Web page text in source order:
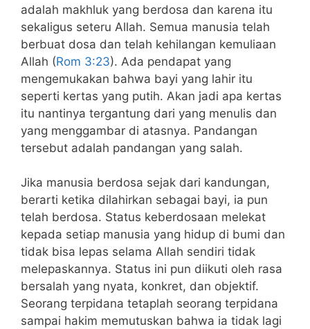
adalah makhluk yang berdosa dan karena itu
sekaligus seteru Allah. Semua manusia telah
berbuat dosa dan telah kehilangan kemuliaan
Allah (Rom 3:23). Ada pendapat yang
mengemukakan bahwa bayi yang lahir itu
seperti kertas yang putih. Akan jadi apa kertas
itu nantinya tergantung dari yang menulis dan
yang menggambar di atasnya. Pandangan
tersebut adalah pandangan yang salah.
Jika manusia berdosa sejak dari kandungan,
berarti ketika dilahirkan sebagai bayi, ia pun
telah berdosa. Status keberdosaan melekat
kepada setiap manusia yang hidup di bumi dan
tidak bisa lepas selama Allah sendiri tidak
melepaskannya. Status ini pun diikuti oleh rasa
bersalah yang nyata, konkret, dan objektif.
Seorang terpidana tetaplah seorang terpidana
sampai hakim memutuskan bahwa ia tidak lagi